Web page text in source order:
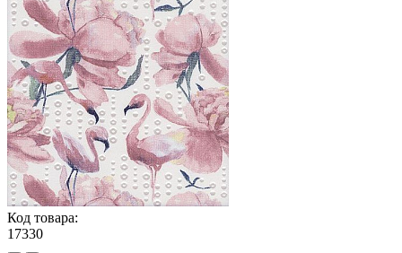
Код товара:
17330